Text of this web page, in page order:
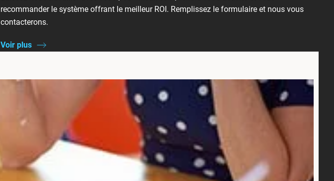
recommander le système offrant le meilleur ROI. Remplissez le formulaire et nous vous
contacterons.
Voir plus